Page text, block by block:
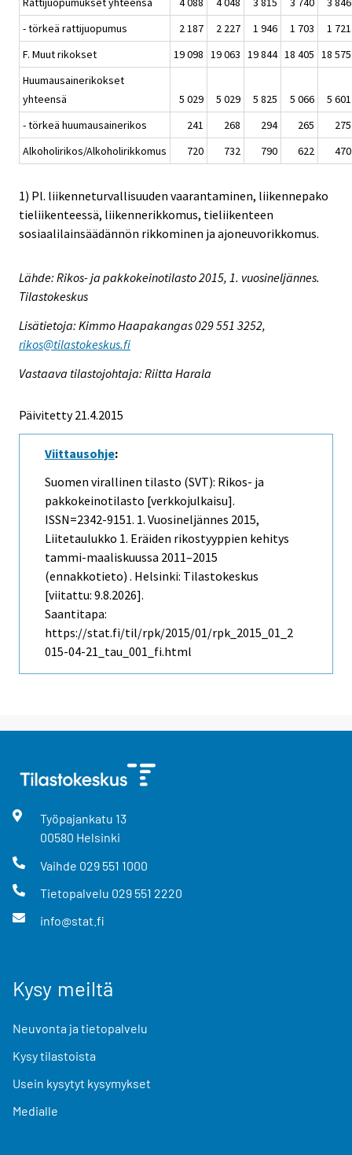
- törkeä rattijuopumus
2 187 2 227 1 946 1 703
1 721
F. Muut rikokset
19 098 19 063 19 844 18 405 18 575
Huumausainerikokset
yhteensä
5 029 5 029 5 825 5 066
5 601
- törkeä huumausainerikos
241 268 294 265
275
Alkoholirikos/Alkoholirikkomus
720 732 790 622 470
1) Pl. liikenneturvallisuuden vaarantaminen, liikennepako
tieliikenteessä, liikennerikkomus, tieliikenteen
sosiaalilainsäädännön rikkominen ja ajoneuvorikkomus.
Lähde: Rikos- ja pakkokeinotilasto 2015, 1. vuosineljännes.
Tilastokeskus
Lisätietoja: Kimmo Haapakangas 029 551 3252,
rikos@tilastokeskus.fi
Vastaava tilastojohtaja: Riitta Harala
Päivitetty 21.4.2015
Viittausohje:
Suomen virallinen tilasto (SVT): Rikos- ja
pakkokeinotilasto [verkkojulkaisu].
ISSN=2342-9151. 1. Vuosineljännes 2015,
Liitetaulukko 1. Eräiden rikostyyppien kehitys
tammi-maaliskuussa 2011–2015
(ennakkotieto) . Helsinki: Tilastokeskus
[viitattu: 9.8.2026].
Saantitapa:
https://stat.fi/til/rpk/2015/01/rpk_2015_01_2
015-04-21_tau_001_fi.html
Työpajankatu 13
00580 Helsinki
Vaihde 029 551 1000
Tietopalvelu 029 551 2220
info@stat.fi
Kysy meiltä
Neuvonta ja tietopalvelu
Kysy tilastoista
Usein kysytyt kysymykset
Medialle